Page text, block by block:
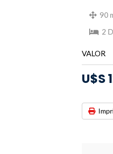
90
2
VALOR
U$S